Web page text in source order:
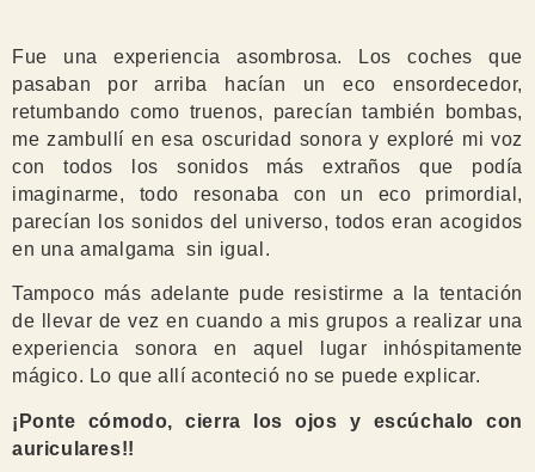
Fue una experiencia asombrosa. Los coches que
pasaban por arriba hacían un eco ensordecedor,
retumbando como truenos, parecían también bombas,
me zambullí en esa oscuridad sonora y exploré mi voz
con todos los sonidos más extraños que podía
imaginarme, todo resonaba con un eco primordial,
parecían los sonidos del universo, todos eran acogidos
en una amalgama sin igual.
Tampoco más adelante pude resistirme a la tentación
de llevar de vez en cuando a mis grupos a realizar una
experiencia sonora en aquel lugar inhóspitamente
mágico. Lo que allí aconteció no se puede explicar.
¡Ponte cómodo, cierra los ojos y escúchalo con
auriculares!!